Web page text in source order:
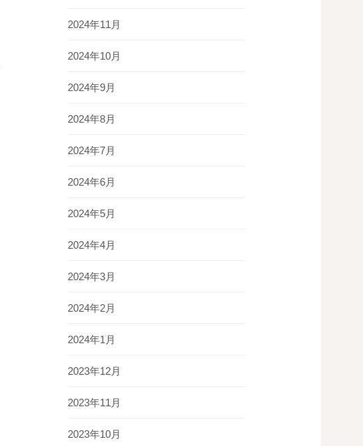
2024年11月
2024年10月
2024年9月
2024年8月
2024年7月
2024年6月
2024年5月
2024年4月
2024年3月
2024年2月
2024年1月
2023年12月
2023年11月
2023年10月